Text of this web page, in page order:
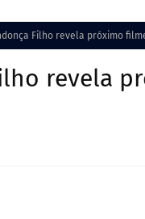
Filho revela próximo
revela